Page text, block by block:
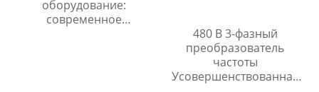
оборудование:
современное
480 В 3-фазный
преобразователь
частоты
Усовершенствованная